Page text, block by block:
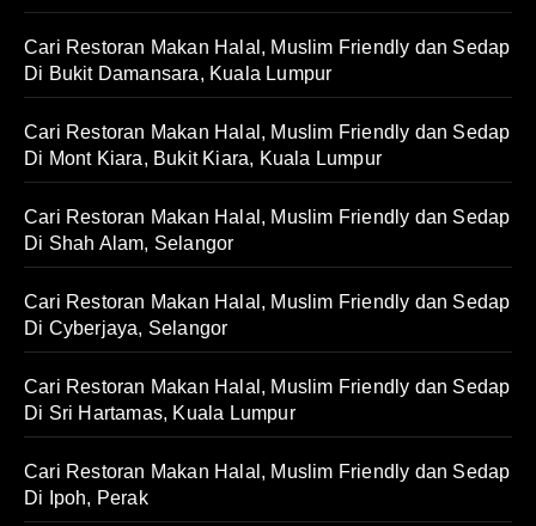
Cari Restoran Makan Halal, Muslim Friendly dan Sedap
Di Bukit Damansara, Kuala Lumpur
Cari Restoran Makan Halal, Muslim Friendly dan Sedap
Di Mont Kiara, Bukit Kiara, Kuala Lumpur
Cari Restoran Makan Halal, Muslim Friendly dan Sedap
Di Shah Alam, Selangor
Cari Restoran Makan Halal, Muslim Friendly dan Sedap
Di Cyberjaya, Selangor
Cari Restoran Makan Halal, Muslim Friendly dan Sedap
Di Sri Hartamas, Kuala Lumpur
Cari Restoran Makan Halal, Muslim Friendly dan Sedap
Di Ipoh, Perak